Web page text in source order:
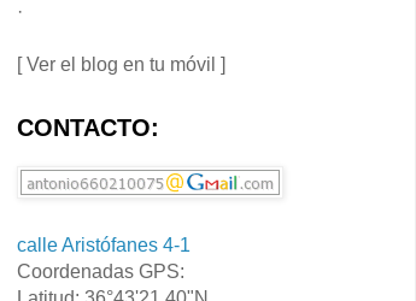
·
[ Ver el blog en tu móvil ]
CONTACTO:
calle Aristófanes 4-1
Coordenadas GPS: